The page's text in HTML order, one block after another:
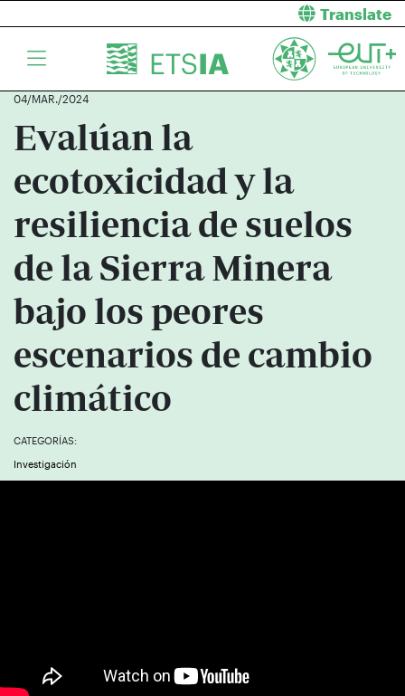
Translate
04/MAR./2024
Evalúan la
ecotoxicidad y la
resiliencia de suelos
de la Sierra Minera
bajo los peores
escenarios de cambio
climático
CATEGORÍAS:
Investigación